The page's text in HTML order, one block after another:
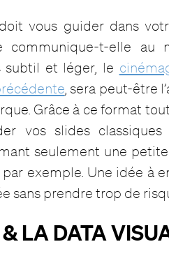
vous guider dans
communique-t-elle
subtil et léger, le
, sera peut-être
Grâce à ce format
vos slides
seulement une
exemple. Une idée à
sans prendre trop de
LA DATA